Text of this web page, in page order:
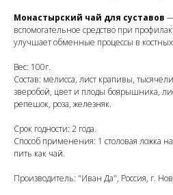
Монастырский чай для суставов
вспомогательное средство при
улучшает обменные процессы в
Вес: 100г.
Состав: мелисса, лист крапивы,
зверобой, цвет и плоды боярышника,
репешок, роза, железняк.
Срок годности: 2 года.
Способ применения: 1 столовая ложка на
пить как чай.
Производитель: "Иван Да", Россия, г.